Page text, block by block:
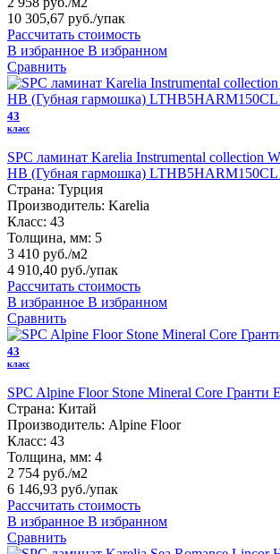
10 305,67 руб./упак
Рассчитать стоимость
В избранное В избранном
Сравнить
43
класс
SPC ламинат Karelia Instrumental collection
HB (Губная гармошка)
Страна: Турция
Производитель: Karelia
Класс: 43
Толщина, мм: 5
3 410 руб./м2
4 910,40 руб./упак
Рассчитать стоимость
В избранное В избранном
Сравнить
43
класс
SPC Alpine Floor Stone Mineral Core
Страна: Китай
Производитель: Alpine Floor
Класс: 43
Толщина, мм: 4
2 754 руб./м2
6 146,93 руб./упак
Рассчитать стоимость
В избранное В избранном
Сравнить